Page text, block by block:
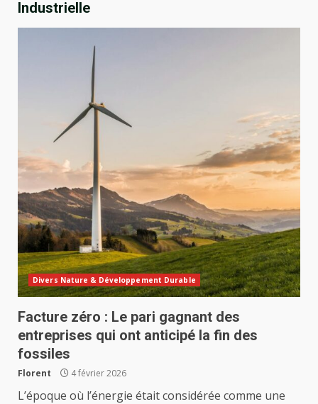
Industrielle
Divers Nature & Développement Durable
Facture zéro : Le pari gagnant des
entreprises qui ont anticipé la fin des
fossiles
Florent 4 février 2026
L’époque où l’énergie était considérée comme une